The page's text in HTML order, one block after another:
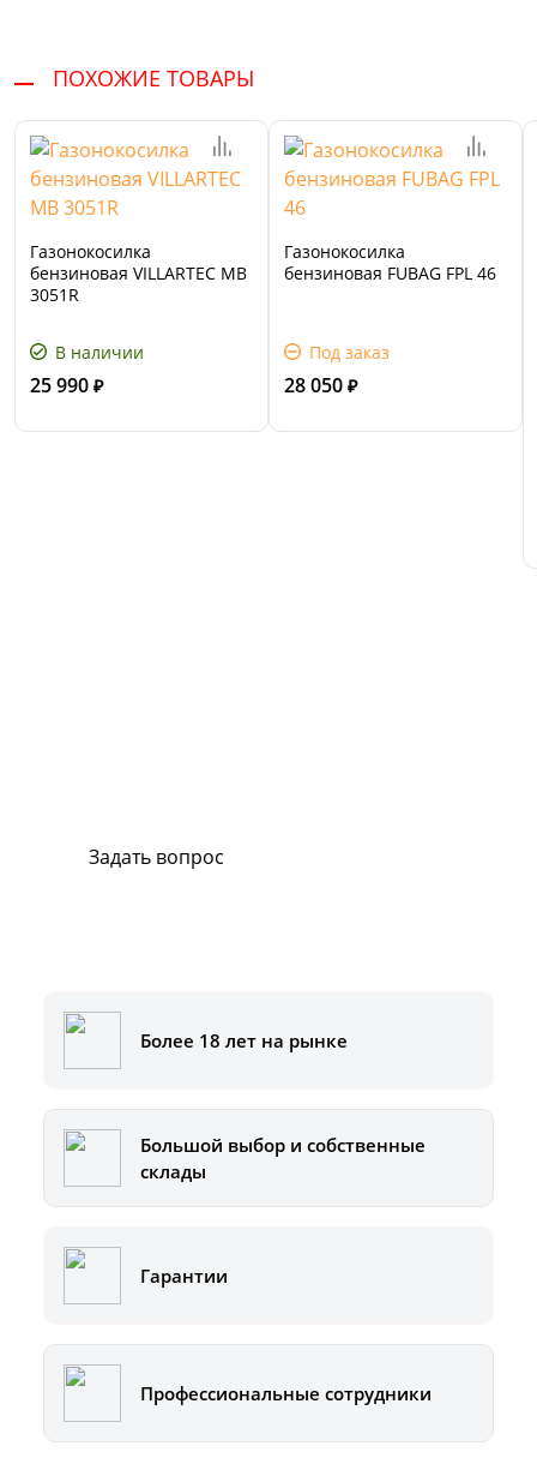
ПОХОЖИЕ ТОВАРЫ
Газонокосилка
бензиновая VILLARTEC MB
3051R
В наличии
25 990 ₽
Газонокосилка
бензиновая FUBAG FPL 46
Под заказ
28 050 ₽
Задать вопрос
Более 18 лет на рынке
Большой выбор и собственные
склады
Гарантии
Профессиональные сотрудники